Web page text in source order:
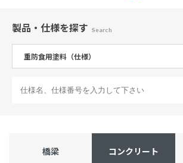
製品・仕様を探す Search
橋梁 コンクリート